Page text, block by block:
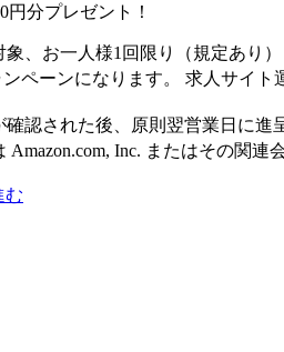
分プレゼント！
、お一人様1回限り（規定あり）
ペーンになります。 求人サイト
認された後、原則翌営業日に進
Inc. またはその関連
む